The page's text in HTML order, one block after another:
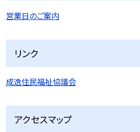
営業日のご案内
リンク
成逸住民福祉協議会
アクセスマップ